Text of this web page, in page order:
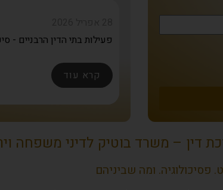
שינוי בתוכנת החתימה
קרא עוד
פעילות בתי הדין הרבניים -
קרא עוד
מאמרים מומלצים בתחום
קרא עוד
קרא עוד
קרא עוד
קרא עוד
קרא עוד
קרא עוד
קרא עוד
קרא עוד
קרא עוד
קרא עוד
דין – משרד בוטיק לדיני משפחה
פסיכולוגיה. ומה שביניהם